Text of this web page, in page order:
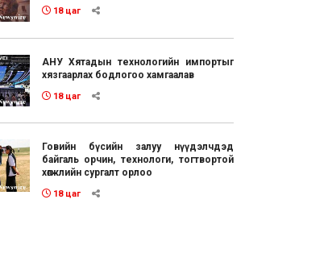
18 цаг
АНУ Хятадын технологийн импортыг
хязгаарлах бодлогоо хамгаалав
18 цаг
Говийн бүсийн залуу нүүдэлчдэд
байгаль орчин, технологи, тогтвортой
хөгжлийн сургалт орлоо
18 цаг